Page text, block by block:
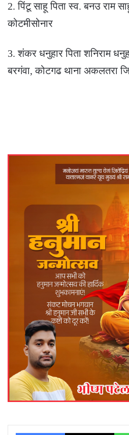
2. पिंटू साहू पिता स्व. बनउ राम
कोटमीसोनार
3. शंकर धनुहार पिता शनिराम
बरगंवा, कोटगढ थाना अकलतरा
Facebook X